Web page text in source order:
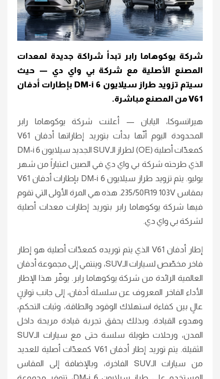
شركة يوكوهاما رابر تبدأ شراكة جديدة لمعدات
المصنع الأصلية مع شركة بي واي دي — حيث
سيتم تزويد طراز سيلايون 6 DM-i بإطارات أدفان
V61 من المصنع مباشرة.
هيراتسوكا، اليابان — أعلنت شركة يوكوهاما رابر
المحدودة اليوم أنّها بدأت بتوريد إطاراتها أدفان V61
كمعدّات أصلية (OE) لطراز الـSUV الجديد سيلايون 6 DM-i
الذي طرحته شركة بي واي دي في الصين اعتباراً من شهر
يوليو. يتم تزويد طراز سيلايون 6 DM-i بإطارات أدفان V61
بمقاس 235/50R19 103V. هذه هي المرة الأولى التي تقوم
فيها شركة يوكوهاما رابر بتوريد إطارات معدات أصلية
لشركة بي واي دي.
إطار أدفان V61 الذي يتم توريده كمعدّات أصلية هو إطار
فاخر مخصّص لسيارات الـSUV، وينتمي إلى مجموعة أدفان
العالمية الرائدة من شركة يوكوهاما رابر. يوفّر هذا الإطار
الأداء الفاخر المعروف عن سلسلة أدفان، إلى جانب توازنٍ
عالٍ بين كفاءة استهلاك الوقود والطاقة، وثبات التحكم،
وهدوء القيادة. وبذلك يحقق تجربة قيادة مريحة داخل
المدن، ورحلات طويلة سلسة حتى مع سيارات الـSUV
الثقيلة. يتم توريد إطار أدفان V61 كمعدّات أصلية للعديد
من سيارات الـSUV الفاخرة، وبالإضافة إلى المقاس